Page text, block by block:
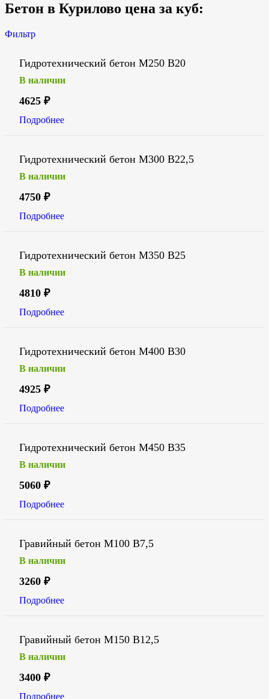
Бетон в Курилово цена за куб:
Фильтр
Гидротехнический бетон М250 В20
В наличии
4625 ₽
Подробнее
Гидротехнический бетон М300 В22,5
В наличии
4750 ₽
Подробнее
Гидротехнический бетон М350 В25
В наличии
4810 ₽
Подробнее
Гидротехнический бетон М400 В30
В наличии
4925 ₽
Подробнее
Гидротехнический бетон М450 В35
В наличии
5060 ₽
Подробнее
Гравийный бетон М100 В7,5
В наличии
3260 ₽
Подробнее
Гравийный бетон М150 В12,5
В наличии
3400 ₽
Подробнее